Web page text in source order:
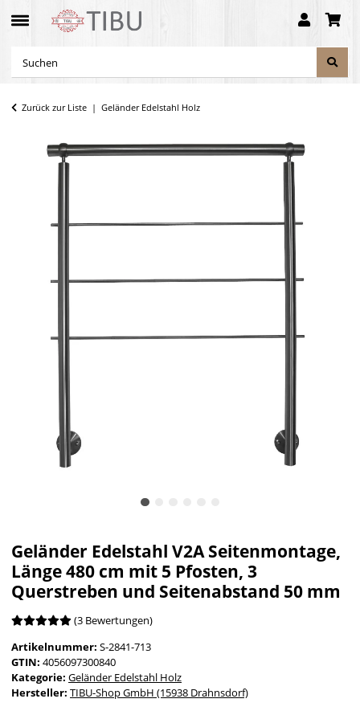
Zurück zur Liste Geländer Edelstahl Holz
Geländer Edelstahl V2A Seitenmontage,
Länge 480 cm mit 5 Pfosten, 3
Querstreben und Seitenabstand 50 mm
(3 Bewertungen)
Artikelnummer: S-2841-713
GTIN: 4056097300840
Kategorie: Geländer Edelstahl Holz
Hersteller: TIBU-Shop GmbH (15938 Drahnsdorf)